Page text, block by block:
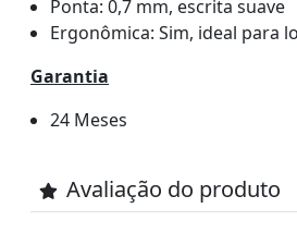
Ponta: 0,7 mm, escrita suave
Ergonômica: Sim, ideal para
Garantia
24 Meses
Avaliação do produto